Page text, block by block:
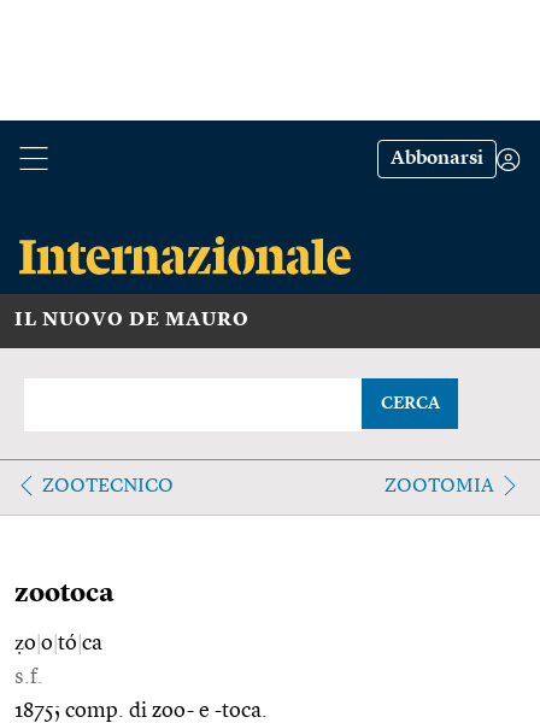
Abbonarsi
IL NUOVO DE MAURO
CERCA
ZOOTECNICO ZOOTOMIA
zootoca
ẓo o tó ca
s.f.
1875; comp. di zoo- e -toca.